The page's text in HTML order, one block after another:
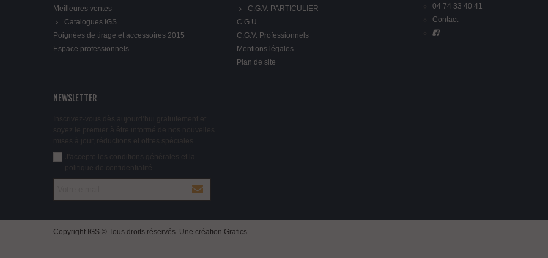
Meilleures ventes
Catalogues IGS
Poignées de tirage et accessoires 2015
Espace professionnels
C.G.V. PARTICULIER
C.G.U.
C.G.V. Professionnels
Mentions légales
Plan de site
04 74 33 40 41
Contact
NEWSLETTER
Inscrivez-vous dès aujourd’hui gratuitement et
soyez le premier à être informé de nos nouvelles
mises à jour, réductions et offres spéciales.
J'accepte les conditions générales et la
politique de confidentialité
Copyright IGS © Tous droits réservés. Une création Grafics